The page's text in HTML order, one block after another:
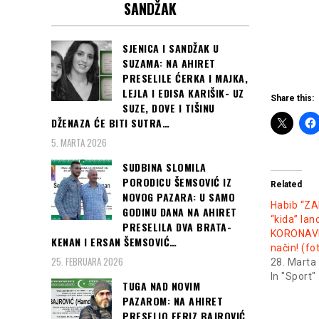
Share this:
Related
Habib
“kida”
način!
28. Marta
In "Sport"
SANDŽAK
SJENICA I SANDŽAK U
SUZAMA: NA AHIRET
PRESELILE ĆERKA I MAJKA,
LEJLA I EDISA KARIŠIK- UZ
SUZE, DOVE I TIŠINU
DŽENAZA ĆE BITI SUTRA…
5. MARTA 2026
SUDBINA SLOMILA
PORODICU ŠEMSOVIĆ IZ
NOVOG PAZARA: U SAMO
GODINU DANA NA AHIRET
PRESELILA DVA BRATA-
KENAN I ERSAN ŠEMSOVIĆ…
25. FEBRUARA 2026
TUGA NAD NOVIM
PAZAROM: NA AHIRET